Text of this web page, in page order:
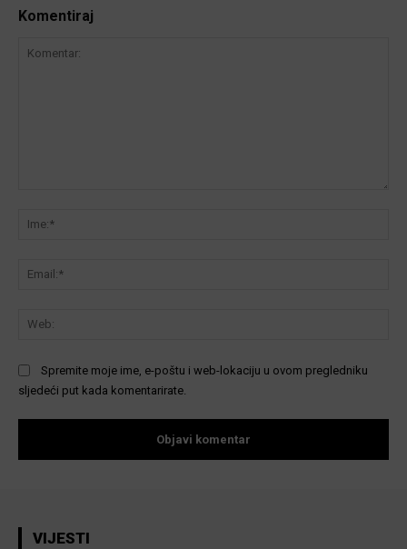
Komentiraj
Spremite moje ime, e-poštu i web-lokaciju u ovom pregledniku
sljedeći put kada komentarirate.
VIJESTI